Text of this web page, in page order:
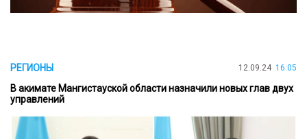
РЕГИОНЫ 12.09.24 16:05
В акимате Мангистауской области назначили новых глав двух
управлений